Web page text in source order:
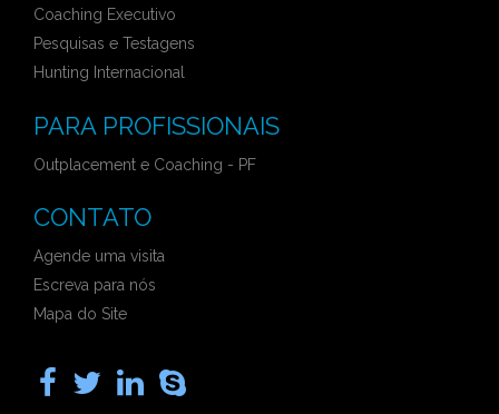
Coaching Executivo
Pesquisas e Testagens
Hunting Internacional
PARA PROFISSIONAIS
Outplacement e Coaching - PF
CONTATO
Agende uma visita
Escreva para nós
Mapa do Site